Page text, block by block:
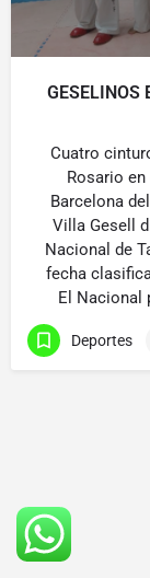
GESELINOS
Cuatro
Rosario
Barcelona
Villa Gesell
Nacional de
fecha
El Nacional
Deportes